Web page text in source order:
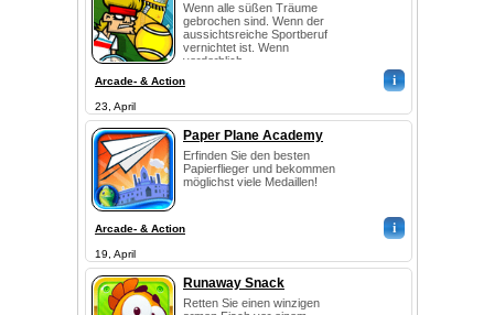
Wenn alle süßen Träume
gebrochen sind. Wenn der
aussichtsreiche Sportberuf
vernichtet ist. Wenn
verderblich...
Arcade- & Action i
23, April
Paper Plane Academy
Erfinden Sie den besten
Papierflieger und bekommen
möglichst viele Medaillen!
Arcade- & Action i
19, April
Runaway Snack
Retten Sie einen winzigen